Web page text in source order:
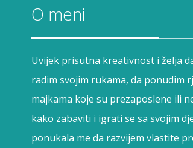
O meni
Uvijek prisutna kreativnost i želja
radim svojim rukama, da ponudim
majkama koje su prezaposlene ili
kako zabaviti i igrati se sa svojim
ponukala me da razvijem vlastite